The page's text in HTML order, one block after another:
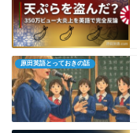
原田英語とっておきの話